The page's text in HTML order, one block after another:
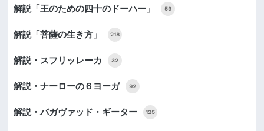
解説「王のための四十のドーハー」 59
解説「菩薩の生き方」 218
解説・スフリッレーカ 32
解説・ナーローの６ヨーガ 92
解説・バガヴァッド・ギーター 125